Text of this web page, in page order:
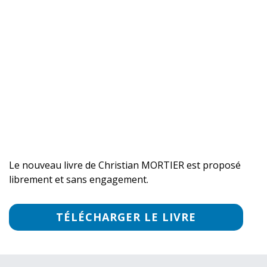
Le nouveau livre de Christian MORTIER est proposé
librement etsans engagement.
TÉLÉCHARGER LE LIVRE